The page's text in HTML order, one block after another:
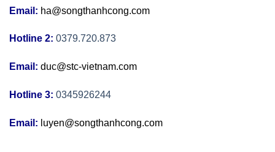
Email: ha@songthanhcong.com
Hotline 2: 0379.720.873
Email: duc@stc-vietnam.com
Hotline 3: 0345926244
Email: luyen@songthanhcong.com